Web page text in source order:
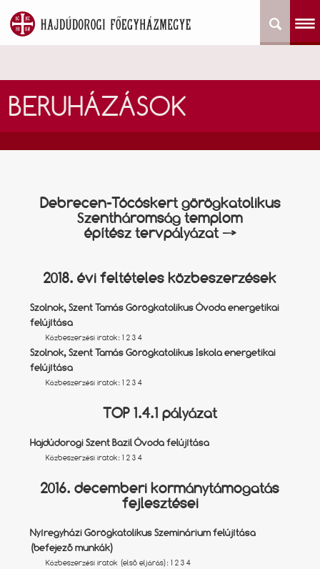
BERUHÁZÁSOK
Debrecen-Tócóskert görögkatolikus
Szentháromság templom
építész tervpályázat →
2018. évi feltételes közbeszerzések
Szolnok, Szent Tamás Görögkatolikus Óvoda energetikai
felújítása
Közbeszerzési iratok:1 2 3 4
Szolnok, Szent Tamás Görögkatolikus Iskola energetikai
felújítása
Közbeszerzési iratok:1 2 3 4
TOP 1.4.1 pályázat
Hajdúdorogi Szent Bazil Óvoda felújítása
Közbeszerzési iratok:1 2 3 4
2016. decemberi kormánytámogatás
fejlesztései
Nyíregyházi Görögkatolikus Szeminárium felújítása
(befejező munkák)
Közbeszerzési iratok (első eljárás):1 2 3 4